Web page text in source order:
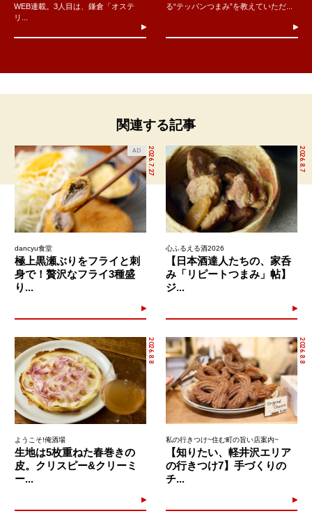
WEB連載。3人目は、鎌倉「オステ
リ...
る“テッパンつまみ”を教えていただ...
関連する記事
2026.7.27
AD
dancyu食堂
極上黒瀬ぶりをフライと刺
身で！贅沢なフライ3種盛
り...
2026.8.7
心ふるえる酒2026
【日本酒達人たちの、家呑
み「リピートつまみ」帖】
ジ...
2026.8.8
ようこそ!俺酒場
生地は5枚重ねた春巻きの
皮。クリスピー&クリーミ
ー...
2026.8.8
私の行きつけ~住む町の旨い店案内~
【知りたい、軽井沢エリア
の行きつけ7】手づくりの
チ...